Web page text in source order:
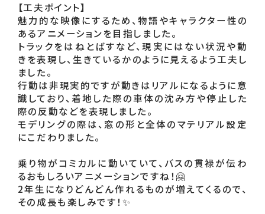
【工夫ポイント】
魅力的な映像にするため、物語やキャラクター性の
あるアニメーションを目指しました。
トラックをはねとばすなど、現実にはない状況や動
きを表現し、生きているかのように見えるよう工夫し
ました。
行動は非現実的ですが動きはリアルになるように意
識しており、着地した際の車体の沈み方や停止した
際の反動などを表現しました。
モデリングの際は、窓の形と全体のマテリアル設定
にこだわりました。
乗り物がコミカルに動いていて、バスの貫禄が伝わ
るおもしろいアニメーションですね！🤗
2年生になりどんどん作れるものが増えてくるので、
その成長も楽しみです！✨